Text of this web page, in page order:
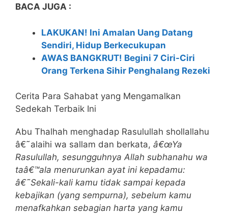
BACA JUGA :
LAKUKAN! Ini Amalan Uang Datang
Sendiri, Hidup Berkecukupan
AWAS BANGKRUT! Begini 7 Ciri-Ciri
Orang Terkena Sihir Penghalang Rezeki
Cerita Para Sahabat yang Mengamalkan
Sedekah Terbaik Ini
Abu Thalhah menghadap Rasulullah shollallahu
â€˜alaihi wa sallam dan berkata, â€œYa
Rasulullah, sesungguhnya Allah subhanahu wa
taâ€™ala menurunkan ayat ini kepadamu:
â€˜Sekali-kali kamu tidak sampai kepada
kebajikan (yang sempurna), sebelum kamu
menafkahkan sebagian harta yang kamu